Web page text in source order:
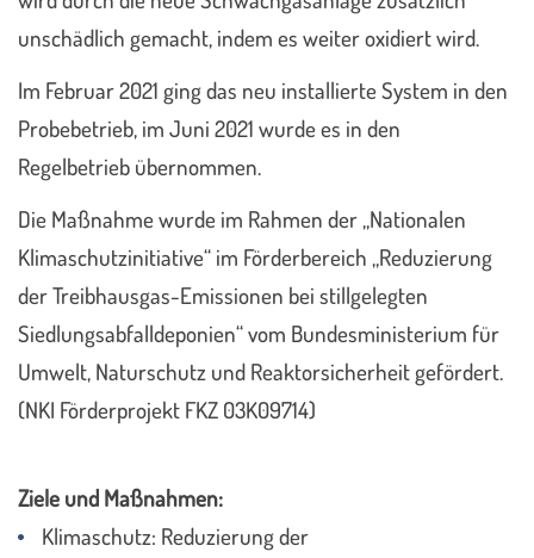
unschädlich gemacht, indem es weiter oxidiert wird.
Im Februar 2021 ging das neu installierte System in den
Probebetrieb, im Juni 2021 wurde es in den
Regelbetrieb übernommen.
Die Maßnahme wurde im Rahmen der „Nationalen
Klimaschutzinitiative“ im Förderbereich „Reduzierung
der Treibhausgas-Emissionen bei stillgelegten
Siedlungsabfalldeponien“ vom Bundesministerium für
Umwelt, Naturschutz und Reaktorsicherheit gefördert.
(NKI Förderprojekt FKZ 03K09714)
Ziele und Maßnahmen:
Klimaschutz: Reduzierung der